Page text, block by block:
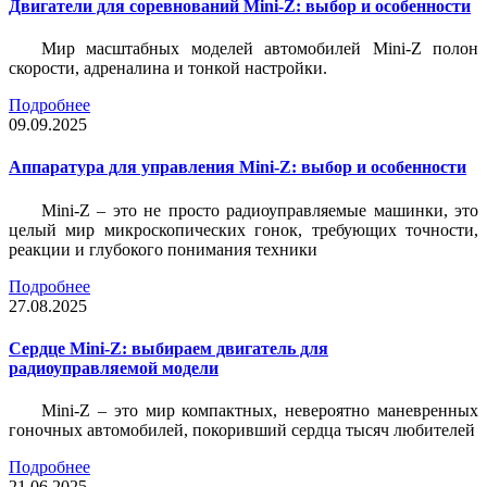
Двигатели для соревнований Mini-Z: выбор и особенности
Мир масштабных моделей автомобилей Mini-Z полон
скорости, адреналина и тонкой настройки.
Подробнее
09.09.2025
Аппаратура для управления Mini-Z: выбор и особенности
Mini-Z – это не просто радиоуправляемые машинки, это
целый мир микроскопических гонок, требующих точности,
реакции и глубокого понимания техники
Подробнее
27.08.2025
Сердце Mini-Z: выбираем двигатель для
радиоуправляемой модели
Mini-Z – это мир компактных, невероятно маневренных
гоночных автомобилей, покоривший сердца тысяч любителей
Подробнее